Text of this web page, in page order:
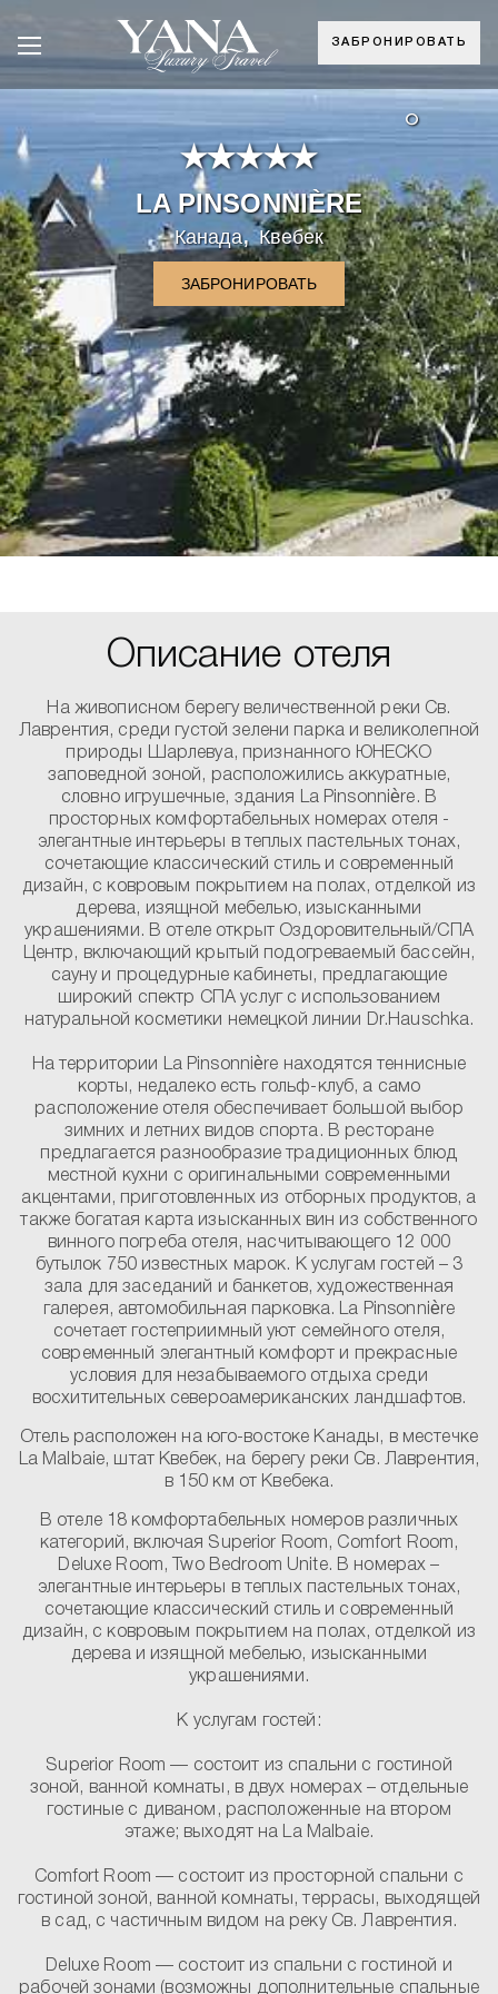
ЗАБРОНИРОВАТЬ
°
LA PINSONNIÈRE
Канада,Квебек
ЗАБРОНИРОВАТЬ
Описание отеля
На живописном берегу величественной реки Св.
Лаврентия, среди густой зелени парка и великолепной
природы Шарлевуа, признанного ЮНЕСКО
заповедной зоной, расположились аккуратные,
словно игрушечные, здания La Pinsonnière. В
просторных комфортабельных номерах отеля -
элегантные интерьеры в теплых пастельных тонах,
сочетающие классический стиль и современный
дизайн, с ковровым покрытием на полах, отделкой из
дерева, изящной мебелью, изысканными
украшениями. В отеле открыт Оздоровительный/СПА
Центр, включающий крытый подогреваемый бассейн,
сауну и процедурные кабинеты, предлагающие
широкий спектр СПА услуг с использованием
натуральной косметики немецкой линии Dr.Hauschka.
На территории La Pinsonnière находятся теннисные
корты, недалеко есть гольф-клуб, а само
расположение отеля обеспечивает большой выбор
зимних и летних видов спорта. В ресторане
предлагается разнообразие традиционных блюд
местной кухни с оригинальными современными
акцентами, приготовленных из отборных продуктов, а
также богатая карта изысканных вин из собственного
винного погреба отеля, насчитывающего 12 000
бутылок 750 известных марок. К услугам гостей – 3
зала для заседаний и банкетов, художественная
галерея, автомобильная парковка. La Pinsonnière
сочетает гостеприимный уют семейного отеля,
современный элегантный комфорт и прекрасные
условия для незабываемого отдыха среди
восхитительных североамериканских ландшафтов.
Отель расположен на юго-востоке Канады, в местечке
La Malbaie, штат Квебек, на берегу реки Св. Лаврентия,
в 150 км от Квебека.
В отеле 18 комфортабельных номеров различных
категорий, включая Superior Room, Comfort Room,
Deluxe Room, Two Bedroom Unite. В номерах –
элегантные интерьеры в теплых пастельных тонах,
сочетающие классический стиль и современный
дизайн, с ковровым покрытием на полах, отделкой из
дерева и изящной мебелью, изысканными
украшениями.
К услугам гостей:
Superior Room — состоит из спальни с гостиной
зоной, ванной комнаты, в двух номерах – отдельные
гостиные с диваном, расположенные на втором
этаже; выходят на La Malbaie.
Comfort Room— состоит из просторной спальни с
гостиной зоной, ванной комнаты, террасы, выходящей
в сад, с частичным видом на реку Св. Лаврентия.
Deluxe Room — состоит из спальни с гостиной и
рабочей зонами (возможны дополнительные спальные